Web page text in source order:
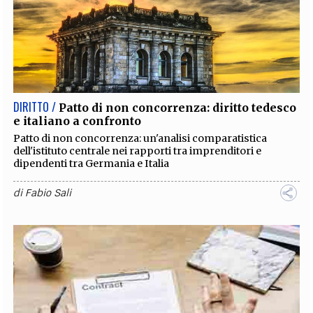
DIRITTO / Patto di non concorrenza: diritto tedesco
e italiano a confronto
Patto di non concorrenza: un'analisi comparatistica
dell'istituto centrale nei rapporti tra imprenditori e
dipendenti tra Germania e Italia
diFabio Sali